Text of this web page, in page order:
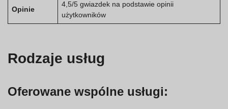
Opinie
4,5/5 gwiazdek na podstawie opinii
użytkowników
Rodzaje usług
Oferowane wspólne usługi: